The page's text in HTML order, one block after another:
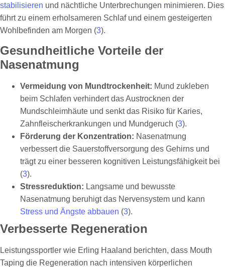
stabilisieren und nächtliche Unterbrechungen minimieren. Dies
führt zu einem erholsameren Schlaf und einem gesteigerten
Wohlbefinden am Morgen (3).
Gesundheitliche Vorteile der
Nasenatmung
Vermeidung von Mundtrockenheit: Mund zukleben
beim Schlafen verhindert das Austrocknen der
Mundschleimhäute und senkt das Risiko für Karies,
Zahnfleischerkrankungen und Mundgeruch (3).
Förderung der Konzentration: Nasenatmung
verbessert die Sauerstoffversorgung des Gehirns und
trägt zu einer besseren kognitiven Leistungsfähigkeit bei
(3).
Stressreduktion: Langsame und bewusste
Nasenatmung beruhigt das Nervensystem und kann
Stress und Ängste abbauen (3).
Verbesserte Regeneration
Leistungssportler wie Erling Haaland berichten, dass Mouth
Taping die Regeneration nach intensiven körperlichen